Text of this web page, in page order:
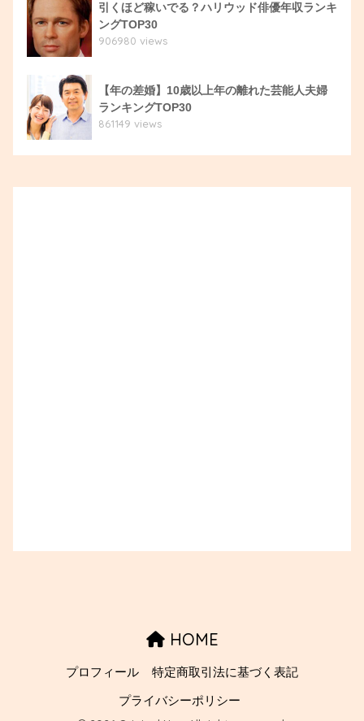
引くほど稼いでる？ハリウッド俳優年収ランキ
ングTOP30
906980 views
【年の差婚】10歳以上年の離れた芸能人夫婦
ランキングTOP30
861149 views
HOME
プロフィール 特定商取引法に基づく表記
プライバシーポリシー